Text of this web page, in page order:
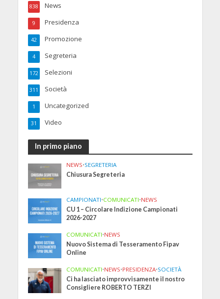
News
838
Presidenza
9
Promozione
42
Segreteria
4
Selezioni
172
Società
311
Uncategorized
1
Video
31
In primo piano
NEWS•SEGRETERIA
Chiusura Segreteria
CAMPIONATI•COMUNICATI•NEWS
CU 1 – Circolare Indizione Campionati
2026-2027
COMUNICATI•NEWS
Nuovo Sistema di Tesseramento Fipav
Online
COMUNICATI•NEWS•PRESIDENZA•SOCIETÀ
Ci ha lasciato improvvisamente il nostro
Consigliere ROBERTO TERZI